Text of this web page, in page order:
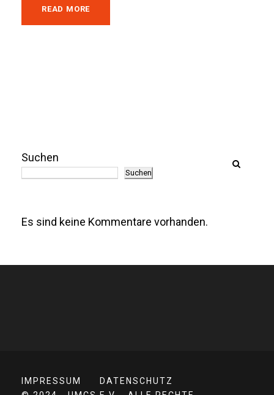
READ MORE
Suchen
Suchen
Es sind keine Kommentare vorhanden.
IMPRESSUM
DATENSCHUTZ